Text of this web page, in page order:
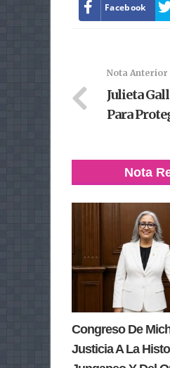
Facebook
Nota Anterior
Julieta
Para
Nota
Congreso De
Justicia A La